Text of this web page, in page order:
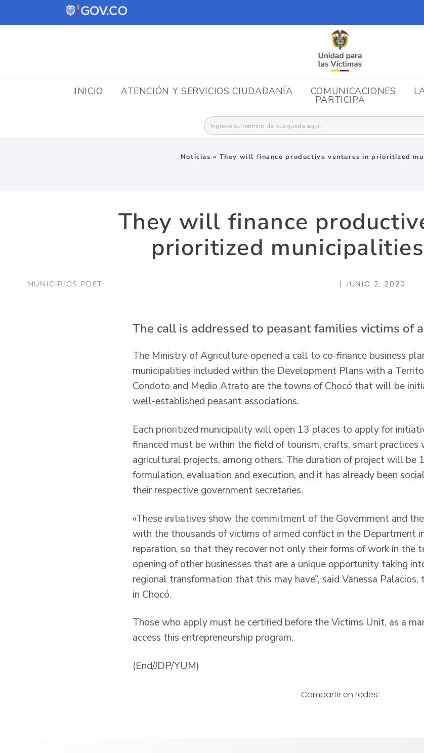
INICIO ATENCIÓN Y SERVICIOS CIUDADANÍA COMUNICACIONES
PARTICIPA
Buscar:
Noticias » They will finance productive ventures in prioritized
They will finance
prioritized
MUNICIPIOS PDET JUNIO 2, 2020
The call is addressed to peasant families victims of
The Ministry of Agriculture opened a call to co-finance business
municipalities included within the Development Plans with a
Condoto and Medio Atrato are the towns of Chocó that will be
well-established peasant associations.
Each prioritized municipality will open 13 places to apply for
financed must be within the field of tourism, crafts, smart practices
agricultural projects, among others. The duration of project will be
formulation, evaluation and execution, and it has already been
their respective government secretaries.
«These initiatives show the commitment of the Government and
with the thousands of victims of armed conflict in the Department
reparation, so that they recover not only their forms of work in the
opening of other businesses that are a unique opportunity taking
regional transformation that this may have”, said Vanessa
in Chocó.
Those who apply must be certified before the Victims Unit, as a
access this entrepreneurship program.
(End/JDP/YUM)
Compartir en redes: